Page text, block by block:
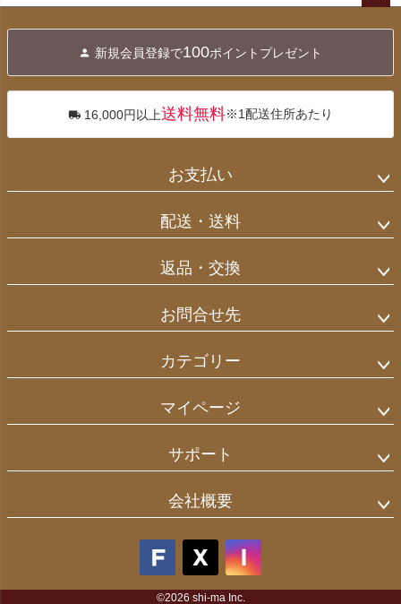
へ
新規会員登録で100ポイントプレゼント
16,000円以上送料無料※1配送住所あたり
お支払い
配送・送料
返品・交換
お問合せ先
カテゴリー
マイページ
サポート
会社概要
©2026 shi-ma Inc.